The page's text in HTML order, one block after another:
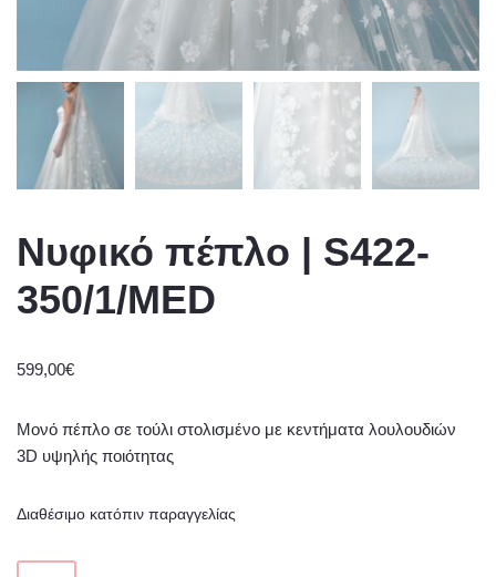
Νυφικό πέπλο | S422-
350/1/MED
599,00€
Μονό πέπλο σε τούλι στολισμένο με κεντήματα λουλουδιών
3D υψηλής ποιότητας
Διαθέσιμο κατόπιν παραγγελίας